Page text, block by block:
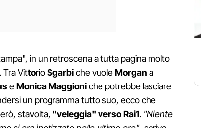
in un retroscena a tutta pagina molto
Tra VittorioSgarbiche vuoleMorgan a
eMonicaMaggioniche potrebbe lasciare
un programma tutto suo, ecco che
stavolta, "veleggia" verso Rai1. "Niente